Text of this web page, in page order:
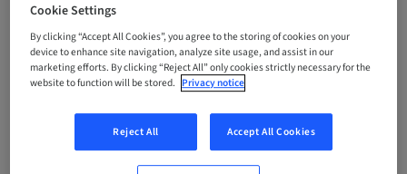
Registration deadline
22. Oct 2026 (UTC+1)
Italian
Cookie Settings
By clicking “Accept All Cookies”, you agree to the storing of cookies on your
device to enhance site navigation, analyze site usage, and assist in our
marketing efforts. By clicking “Reject All” only cookies strictly necessary for the
website to function will be stored. Privacy notice
Reject All Accept All Cookies